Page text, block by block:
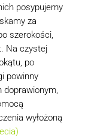
posypujemy
za
szerokości,
Na czystej
po
powinny
wyłożoną